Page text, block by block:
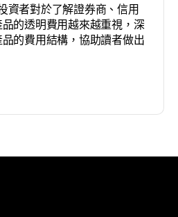
資者對於了解證券商、信用
的透明費用越來越重視，深
的費用結構，協助讀者做出